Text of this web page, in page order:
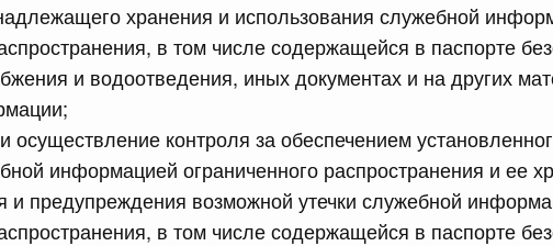
хранения и использования служебной
в том числе содержащейся в паспорте
и водоотведения, иных документах и на других
осуществление контроля за обеспечением
информацией ограниченного распространения и ее
и предупреждения возможной утечки служебной
в том числе содержащейся в паспорте
Федерации от 13.07.2026 г. № 885
Российской Федерации от 14 ноября 2023
10 июля, пятница
Федерации от 10.07.2026 г. № 867